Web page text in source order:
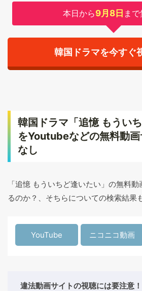
本日から9月8日 まで
韓国ドラマを今すぐ
韓国ドラマ「追憶 もういち
をYoutubeなどの無料動
なし
「追憶 もういちど逢いたい」の無料
るのか？、そちらについての検索結果
YouTube ニコニコ動画
違法動画サイトの視聴には要注意！